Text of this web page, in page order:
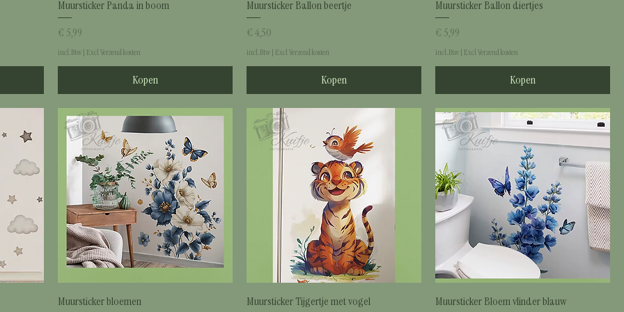
Muursticker Panda in boom
Prijs
€ 5,99
incl.Btw| Excl Verzendkosten
Kopen
Muursticker Ballon beertje
Prijs
€ 4,50
incl.Btw| Excl Verzendkosten
Kopen
Muursticker Ballon diertjes
Prijs
€ 5,99
incl.Btw| Excl Verzendkosten
Kopen
Muursticker bloemen
Muursticker Tijgertje met vogel
Muursticker Bloem vlinder blauw